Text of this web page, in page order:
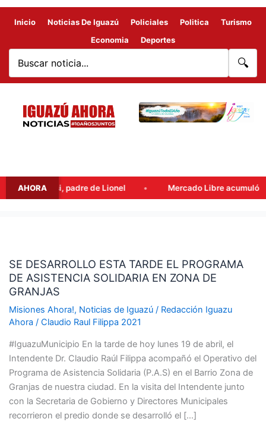
Inicio Noticias De Iguazú Policiales Politica
Turismo
Economia
Deportes
🔍
AHORA
Messi, padre de Lionel Mercado Libre acumuló
SE DESARROLLO ESTA TARDE EL PROGRAMA
DE ASISTENCIA SOLIDARIA EN ZONA DE
GRANJAS
Misiones Ahora!, Noticias de Iguazú/ Redacción Iguazu
Ahora / Claudio Raul Filippa 2021
#IguazuMunicipio En la tarde de hoy lunes 19 de abril, el
Intendente Dr. Claudio Raúl Filippa acompañó el Operativo del
Programa de Asistencia Solidaria (P.A.S) en el Barrio Zona de
Granjas de nuestra ciudad. En la visita del Intendente junto
con la Secretaria de Gobierno y Directores Municipales
recorrieron el predio donde se desarrolló el […]
ESTA
TARDE
EL
PROGRAMA
DE
SOLIDARIA
EN
ZONA
DE
GRANJAS